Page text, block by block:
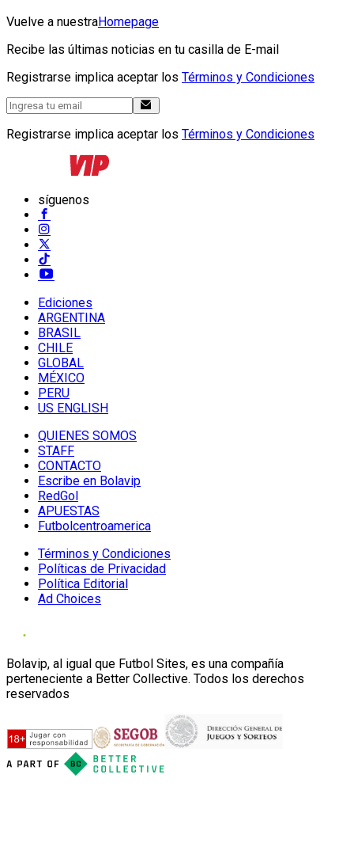
Vuelve a nuestraHomepage
Recibe las últimas noticias en tu casilla de E-mail
Registrarse implica aceptar los Términos y Condiciones
Registrarse implica aceptar los Términos y Condiciones
síguenos
Ediciones
ARGENTINA
BRASIL
CHILE
GLOBAL
MÉXICO
PERU
US ENGLISH
QUIENES SOMOS
STAFF
CONTACTO
Escribe en Bolavip
RedGol
APUESTAS
Futbolcentroamerica
Términos y Condiciones
Políticas de Privacidad
Política Editorial
Ad Choices
Bolavip, al igual que Futbol Sites, es una compañía
perteneciente a Better Collective. Todos los derechos
reservados